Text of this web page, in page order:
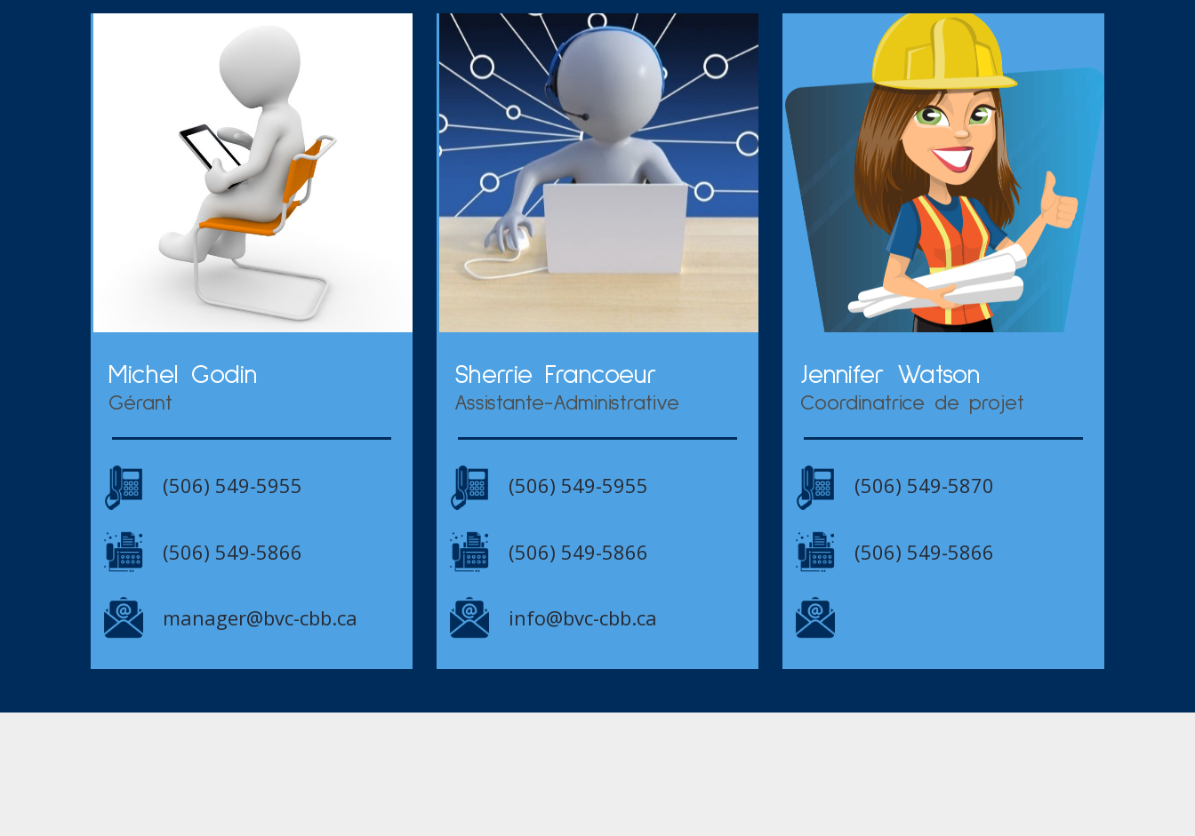
Michel Godin
Gérant
(506) 549-5955
(506) 549-5866
manager@bvc-cbb.ca
Sherrie Francoeur
Assistante-Administrative
(506) 549-5955
(506) 549-5866
info@bvc-cbb.ca
Jennifer Watson
Coordinatrice de projet
(506) 549-5870
(506) 549-5866